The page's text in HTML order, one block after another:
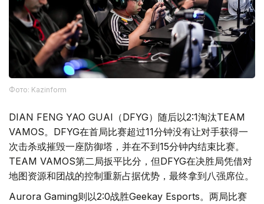
Фото: Kazinform
DIAN FENG YAO GUAI（DFYG）随后以2:1淘汰TEAM
VAMOS。DFYG在首局比赛超过11分钟没有让对手获得一
次击杀或摧毁一座防御塔，并在不到15分钟内结束比赛。
TEAM VAMOS第二局扳平比分，但DFYG在决胜局凭借对
地图资源和团战的控制重新占据优势，最终拿到八强席位。
Aurora Gaming则以2:0战胜Geekay Esports。两局比赛